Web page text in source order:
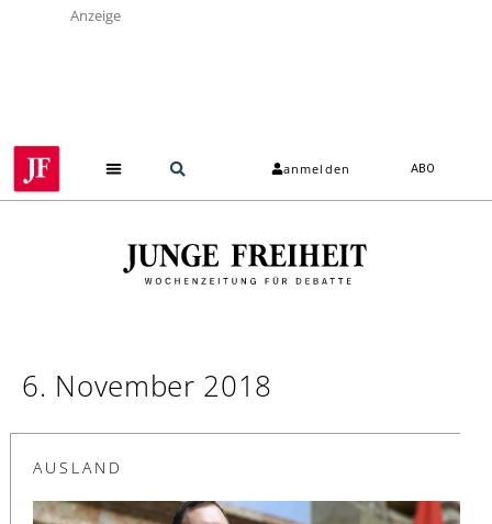
Anzeige
anmelden ABO
6. November 2018
AUSLAND